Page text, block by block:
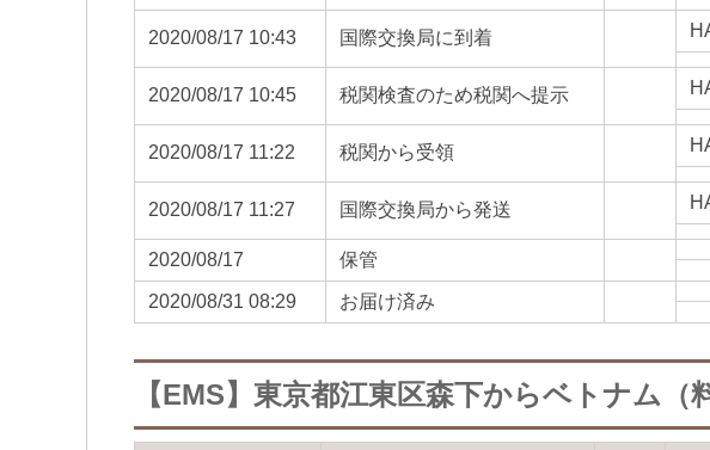
2020/08/17 10:43 国際交換局に到着
2020/08/17 10:45 税関検査のため税関へ提示
2020/08/17 11:22 税関から受領
2020/08/17 11:27 国際交換局から発送
2020/08/17 保管
2020/08/31 08:29 お届け済み
【EMS】東京都江東区森下からベトナム（